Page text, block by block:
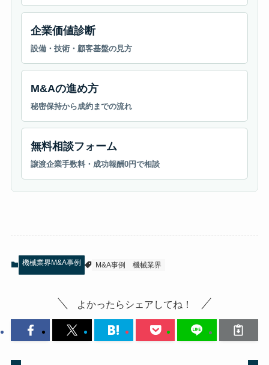
企業価値診断
設備・技術・顧客基盤の見方
M&Aの進め方
秘密保持から成約までの流れ
無料相談フォーム
譲渡企業手数料・成功報酬0円で相談
機械業界M&A事例 M&A事例 機械業界
よかったらシェアしてね！